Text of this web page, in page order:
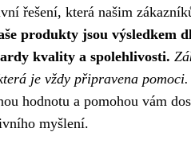
řešení, která našim
produkty jsou výsledkem
kvality a spolehlivosti.
je vždy připravena pomoci.
hodnotu a pomohou vám
myšlení.